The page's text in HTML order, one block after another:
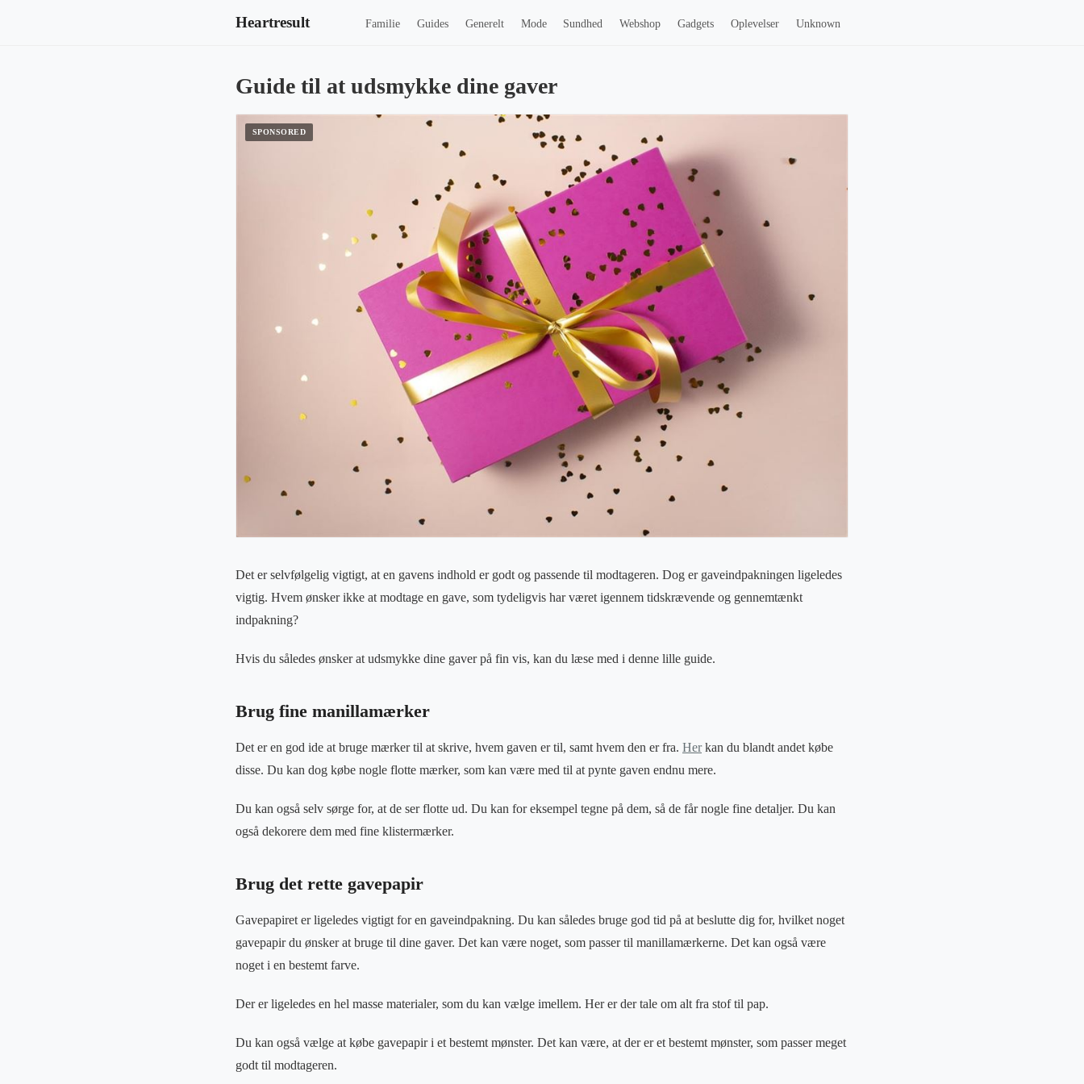
Heartresult Familie Guides Generelt Mode Sundhed Webshop Gadgets Oplevelser Unknown
Guide til at udsmykke dine gaver
Det er selvfølgelig vigtigt, at en gavens indhold er godt og passende til modtageren. Dog er gaveindpakningen ligeledes
vigtig. Hvem ønsker ikke at modtage en gave, som tydeligvis har været igennem tidskrævende og gennemtænkt
indpakning?
Hvis du således ønsker at udsmykke dine gaver på fin vis, kan du læse med i denne lille guide.
Brug fine manillamærker
Det er en god ide at bruge mærker til at skrive, hvem gaven er til, samt hvem den er fra. Herkan du blandt andet købe
disse. Du kan dog købe nogle flotte mærker, som kan være med til at pynte gaven endnu mere.
Du kan også selv sørge for, at de ser flotte ud. Du kan for eksempel tegne på dem, så de får nogle fine detaljer. Du kan
også dekorere dem med fine klistermærker.
Brug det rette gavepapir
Gavepapiret er ligeledes vigtigt for en gaveindpakning. Du kan således bruge god tid på at beslutte dig for, hvilket noget
gavepapir du ønsker at bruge til dine gaver. Det kan være noget, som passer til manillamærkerne. Det kan også være
noget i en bestemt farve.
Der er ligeledes en hel masse materialer, som du kan vælge imellem. Her er der tale om alt fra stof til pap.
Du kan også vælge at købe gavepapir i et bestemt mønster. Det kan være, at der er et bestemt mønster, som passer meget
godt til modtageren.